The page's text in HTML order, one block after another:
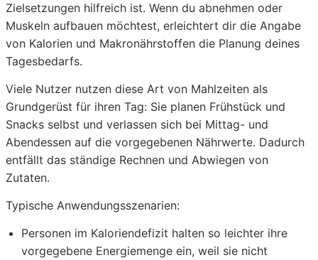
Zielsetzungen hilfreich ist. Wenn du abnehmen oder
Muskeln aufbauen möchtest, erleichtert dir die Angabe
von Kalorien und Makronährstoffen die Planung deines
Tagesbedarfs.
Viele Nutzer nutzen diese Art von Mahlzeiten als
Grundgerüst für ihren Tag: Sie planen Frühstück und
Snacks selbst und verlassen sich bei Mittag- und
Abendessen auf die vorgegebenen Nährwerte. Dadurch
entfällt das ständige Rechnen und Abwiegen von
Zutaten.
Typische Anwendungsszenarien:
Personen im Kaloriendefizit halten so leichter ihre
vorgegebene Energiemenge ein, weil sie nicht